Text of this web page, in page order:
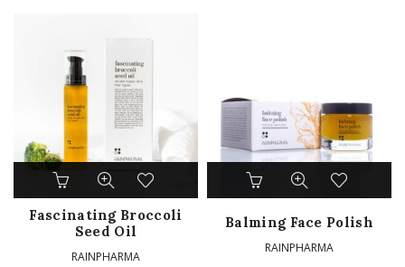
Fascinating Broccoli
Seed Oil
RAINPHARMA
Balming Face Polish
RAINPHARMA